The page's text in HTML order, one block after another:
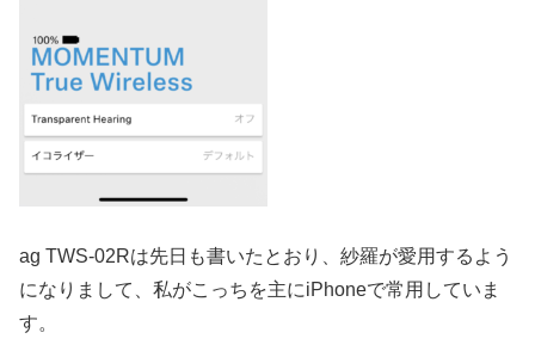
ag TWS-02Rは先日も書いたとおり、紗羅が愛用するよう
になりまして、私がこっちを主にiPhoneで常用していま
す。